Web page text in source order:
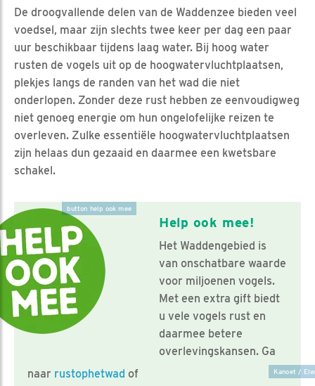
De droogvallende delen van de Waddenzee bieden veel
voedsel, maar zijn slechts twee keer per dag een paar
uur beschikbaar tijdens laag water. Bij hoog water
rusten de vogels uit op de hoogwatervluchtplaatsen,
plekjes langs de randen van het wad die niet
onderlopen. Zonder deze rust hebben ze eenvoudigweg
niet genoeg energie om hun ongelofelijke reizen te
overleven. Zulke essentiële hoogwatervluchtplaatsen
zijn helaas dun gezaaid en daarmee een kwetsbare
schakel.
button help ook mee
Kanoet /
Help ook mee!
Het Waddengebied is
van onschatbare waarde
voor miljoenen vogels.
Met een extra gift biedt
u vele vogels rust en
daarmee betere
overlevingskansen. Ga
naar rustophetwad of